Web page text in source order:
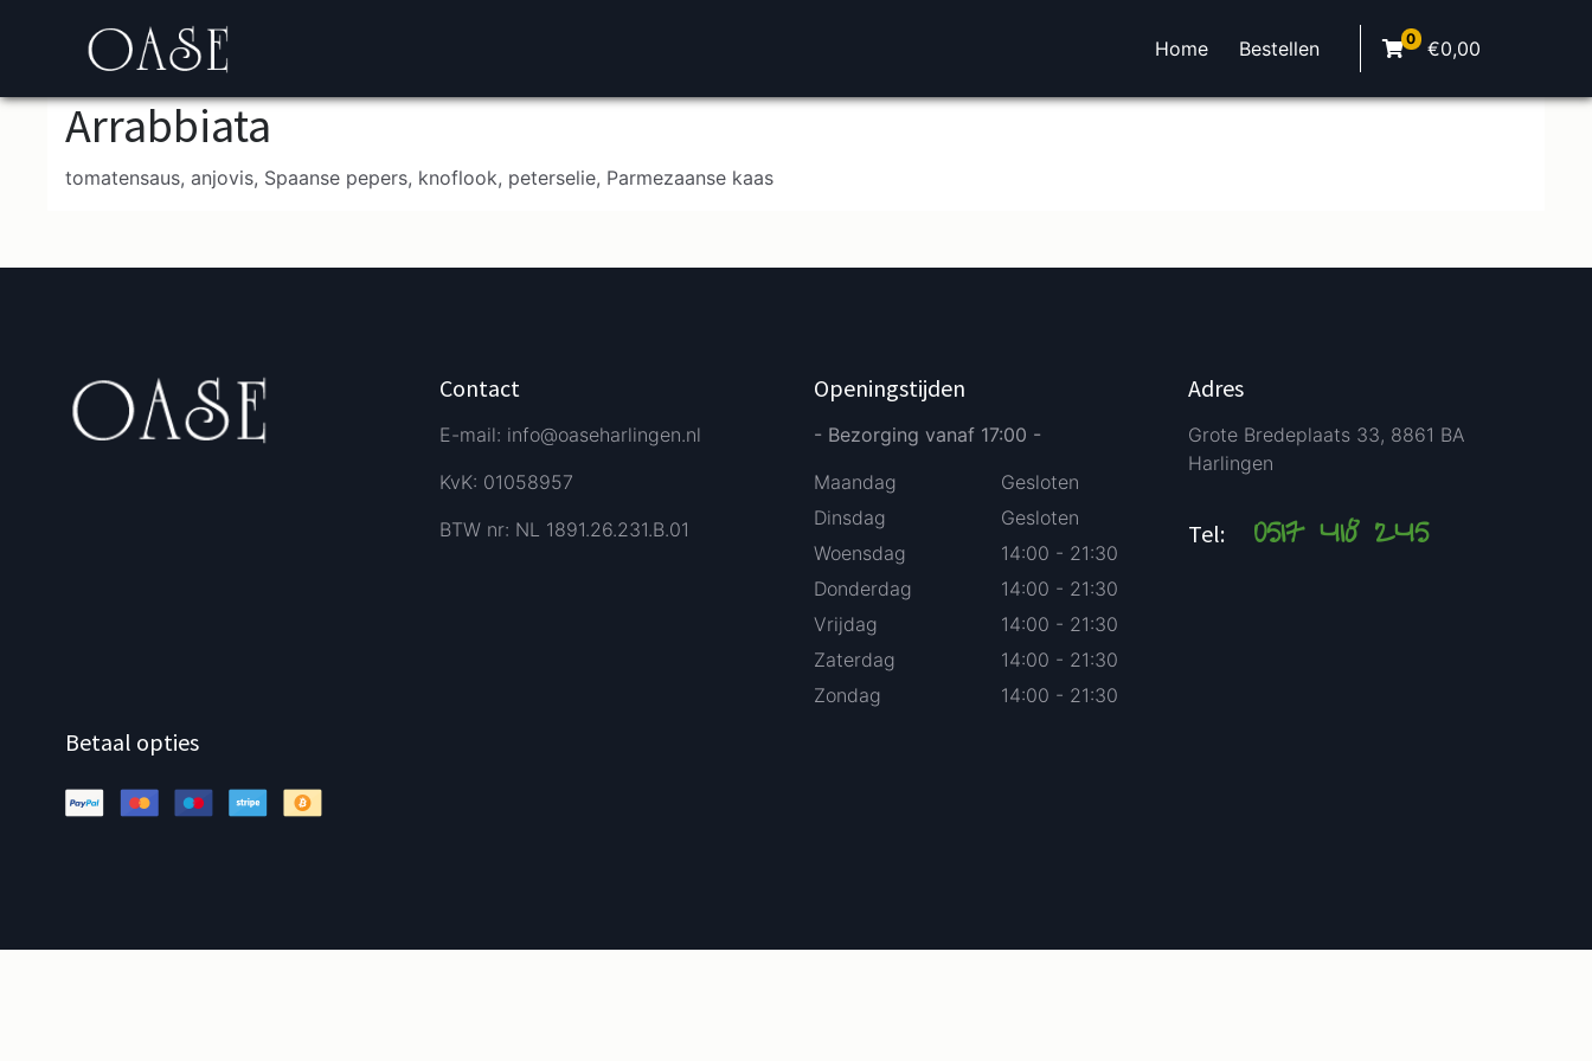
Home Bestellen 0 €0,00
Arrabbiata
tomatensaus, anjovis, Spaanse pepers, knoflook, peterselie, Parmezaanse kaas
Contact
E-mail: info@oaseharlingen.nl
KvK: 01058957
BTW nr: NL 1891.26.231.B.01
Openingstijden
- Bezorging vanaf 17:00 -
Maandag
Dinsdag
Woensdag
Donderdag
Vrijdag
Zaterdag
Zondag
Gesloten
Gesloten
14:00 - 21:30
14:00 - 21:30
14:00 - 21:30
14:00 - 21:30
14:00 - 21:30
Adres
Grote Bredeplaats 33, 8861 BA
Harlingen
Tel: 0517 418 245
Betaal opties